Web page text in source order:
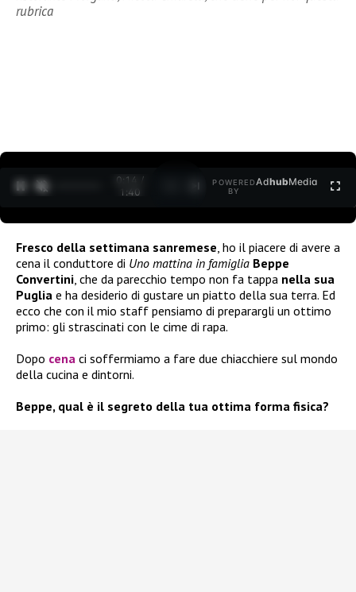
rubrica
0:15 /
1:40
POWERED
BY
AdhubMedia
Fresco della settimana sanremese , ho il piacere di avere a
cena il conduttore di Uno mattina in famiglia Beppe
Convertini , che da parecchio tempo non fa tappa nella sua
Puglia e ha desiderio di gustare un piatto della sua terra. Ed
ecco che con il mio staff pensiamo di preparargli un ottimo
primo: gli strascinati con le cime di rapa.
Dopo cena ci soffermiamo a fare due chiacchiere sul mondo
della cucina e dintorni.
Beppe, qual è il segreto della tua ottima forma fisica?